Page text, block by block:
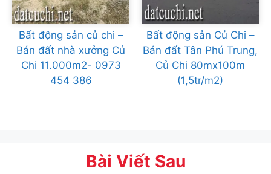
Bất động sản củ chi –
Bán đất nhà xưởng Củ
Chi 11.000m2- 0973
454 386
Bất động sản Củ Chi –
Bán đất Tân Phú Trung,
Củ Chi 80mx100m
(1,5tr/m2)
Bài Viết Sau